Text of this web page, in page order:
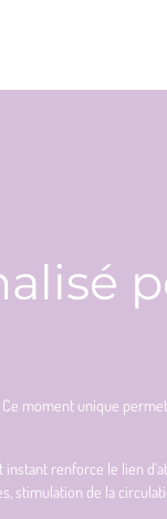
moment unique
renforce le lien
stimulation de la